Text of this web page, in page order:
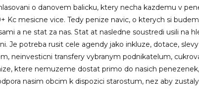
o danovem balicku, ktery necha kazdemu v
Kc mesicne vice. Tedy penize navic, o kterych si
a ne stat za nas. Stat at nasledne soustredi usili na
Je potreba rusit cele agendy jako inkluze, dotace,
neinvesticni transfery vybranym podnikatelum,
ktere nemuzeme dostat primo do nasich
nasim obcim k dispozici starostum, nez aby